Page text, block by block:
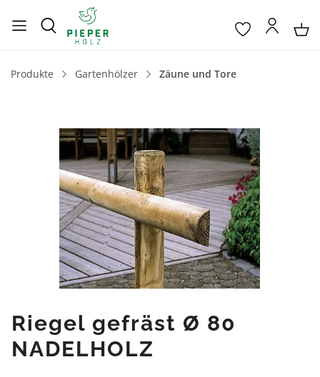
Produkte Gartenhölzer Zäune und Tore
Bildergalerie überspringen
Riegel gefräst Ø 80
NADELHOLZ